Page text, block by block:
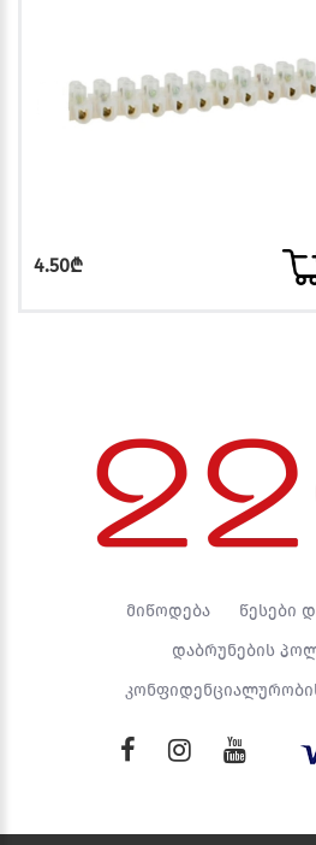
4.50₾
მიწოდება
წესები
დაბრუნების